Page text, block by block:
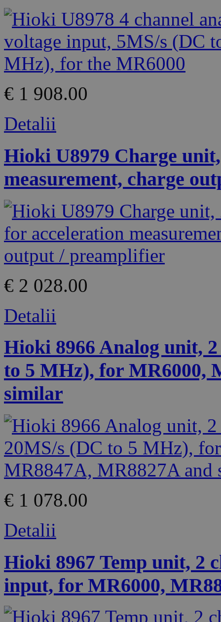
€ 1 908.00
Detalii
Hioki U8979 Charge
measurement, charge
€ 2 028.00
Detalii
Hioki 8966 Analog unit,
to 5 MHz), for MR6000,
similar
€ 1 078.00
Detalii
Hioki 8967 Temp unit, 2
input, for MR6000,